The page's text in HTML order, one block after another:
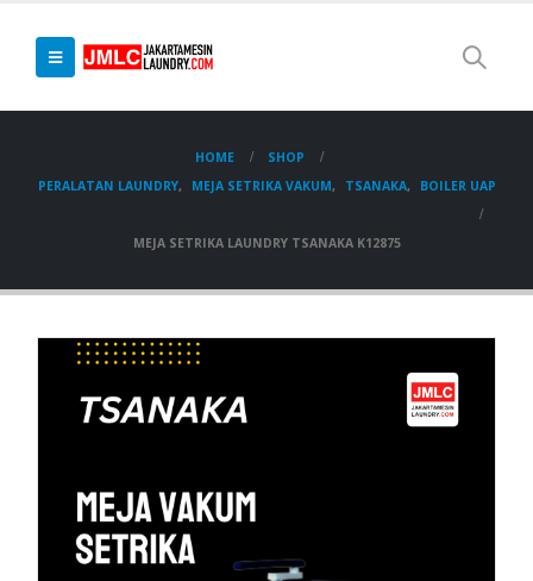
HOME
SHOP
PERALATAN LAUNDRY, MEJA SETRIKA VAKUM, TSANAKA, BOILER UAP
MEJA SETRIKA LAUNDRY TSANAKA K12875